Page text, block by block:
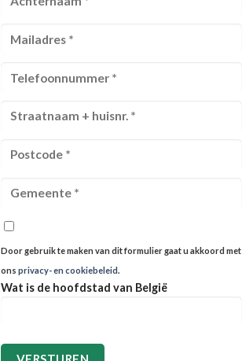
Door gebruik te maken van dit formulier gaat u akkoord met
ons privacy- en cookiebeleid.
Wat is de hoofdstad van België